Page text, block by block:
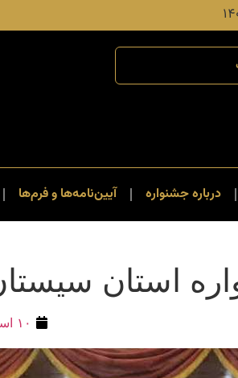
درباره جشنواره آیین‌نامه‌ها و فرم‌ها
استان
۱۰ اسفند ۱۴۰۲